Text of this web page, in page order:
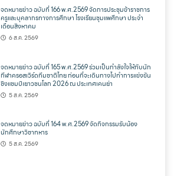
จดหมายข่าว ฉบับที่ 166 พ.ศ.2569 จัดการประชุมข้าราชการ
ครูและบุคลากรทางการศึกษา โรงเรียนชุมแพศึกษา ประจำ
เดือนสิงหาคม
6 ส.ค. 2569
จดหมายข่าว ฉบับที่ 165 พ.ศ.2569 ร่วมเป็นกำลังใจให้กับนัก
กีฬาครอสเวิร์ดทีมชาติไทย ก่อนที่จะเดินทางไปทำการแข่งขัน
ชิงแชมป์เยาวชนโลก 2026 ณ ประเทศเคนย่า
5 ส.ค. 2569
จดหมายข่าว ฉบับที่ 164 พ.ศ.2569 จัดกิจกรรมรับน้อง
นักศึกษาวิชาทหาร
5 ส.ค. 2569